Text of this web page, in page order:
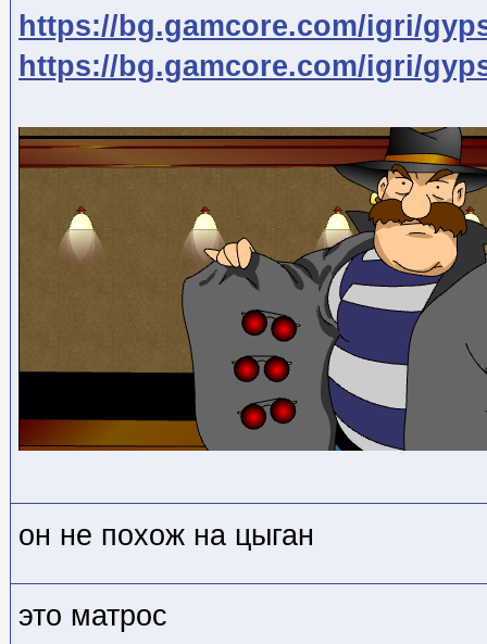
https://bg.gamcore.com/igri/
https://bg.gamcore.com/igri/
он не похож на цыган
это матрос